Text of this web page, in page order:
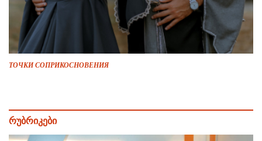
ТОЧКИ СОПРИКОСНОВЕНИЯ
რუბრიკები